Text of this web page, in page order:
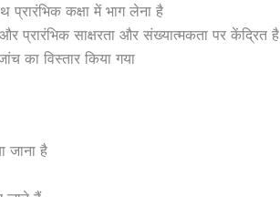
कक्षा में भाग लेना है
प्रारंभिक साक्षरता और संख्यात्मकता पर केंद्रित है
का विस्तार किया गया
जाना है